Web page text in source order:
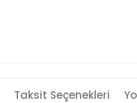
Taksit Seçenekleri